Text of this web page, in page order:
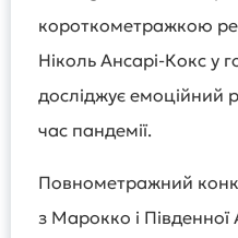
короткометражкою
Ніколь Ансарі-Кокс у
досліджує емоційний
час пандемії.
Повнометражний
з Марокко і